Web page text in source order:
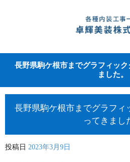
長野県駒ケ根市までグラフィッ
ました。
長野県駒ケ根市までグラフィ
ってきまし
投稿日 2023年3月9日